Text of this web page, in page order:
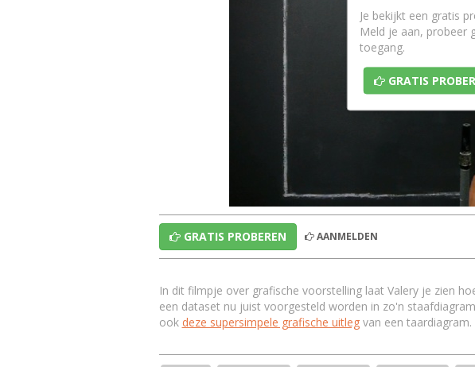
Je bekijkt een gratis
Meld je aan, probeer
toegang.
GRATIS
GRATIS PROBEREN AANMELDEN
In dit filmpje over grafische voorstelling laat Valery je zien
een dataset nu juist voorgesteld worden in zo'n
ook deze supersimpele grafische uitlegvan een taardiagram.